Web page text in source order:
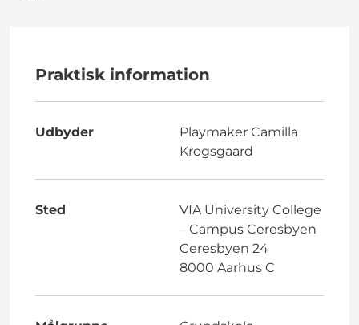
Praktisk information
Udbyder
Playmaker Camilla
Krogsgaard
Sted
VIA University College
– Campus Ceresbyen
Ceresbyen 24
8000 Aarhus C